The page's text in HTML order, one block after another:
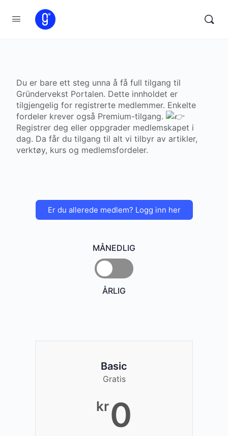
Du er bare ett steg unna å få full tilgang til
Gründervekst Portalen. Dette innholdet er
tilgjengelig for registrerte medlemmer. Enkelte
fordeler krever også Premium-tilgang.
Registrer deg eller oppgrader medlemskapet i
dag. Da får du tilgang til alt vi tilbyr av artikler,
verktøy, kurs og medlemsfordeler.
Er du allerede medlem? Logg inn her
MÅNEDLIG
ÅRLIG
Basic
Gratis
kr0